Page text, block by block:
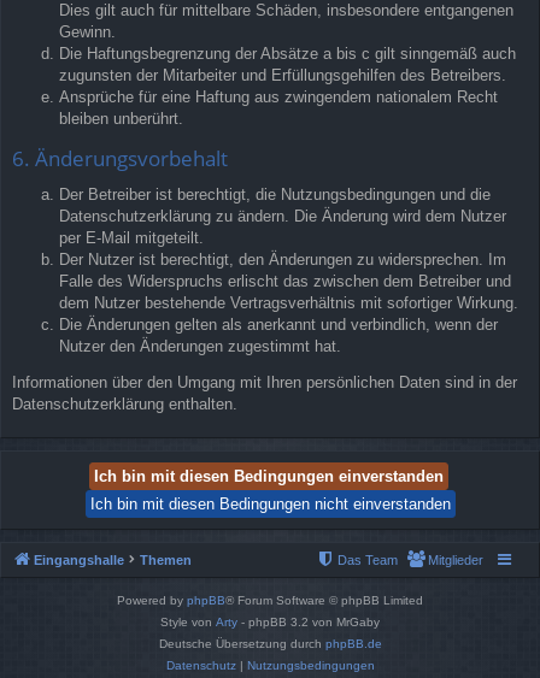
Dies gilt auch für mittelbare Schäden, insbesondere entgangenen
Gewinn.
Die Haftungsbegrenzung der Absätze a bis c gilt sinngemäß auch
zugunsten der Mitarbeiter und Erfüllungsgehilfen des Betreibers.
Ansprüche für eine Haftung aus zwingendem nationalem Recht
bleiben unberührt.
6. Änderungsvorbehalt
Der Betreiber ist berechtigt, die Nutzungsbedingungen und die
Datenschutzerklärung zu ändern. Die Änderung wird dem Nutzer
per E-Mail mitgeteilt.
Der Nutzer ist berechtigt, den Änderungen zu widersprechen. Im
Falle des Widerspruchs erlischt das zwischen dem Betreiber und
dem Nutzer bestehende Vertragsverhältnis mit sofortiger Wirkung.
Die Änderungen gelten als anerkannt und verbindlich, wenn der
Nutzer den Änderungen zugestimmt hat.
Informationen über den Umgang mit Ihren persönlichen Daten sind in der
Datenschutzerklärung enthalten.
Eingangshalle Themen Mitglieder
Das Team
Powered by phpBB® Forum Software © phpBB Limited
Style von Arty - phpBB 3.2 von MrGaby
Deutsche Übersetzung durch phpBB.de
Datenschutz| Nutzungsbedingungen